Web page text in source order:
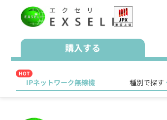
購入する
HOT
IPネットワーク無線機 種別で探す